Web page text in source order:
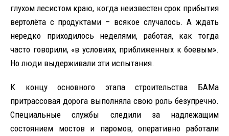
глухом лесистом краю, когда неизвестен срок прибытия
вертолёта с продуктами – всякое случалось. А ждать
нередко приходилось неделями, работая, как тогда
часто говорили, «в условиях, приближенных к боевым».
Но люди выдерживали эти испытания.
К концу основного этапа строительства БАМа
притрассовая дорога выполняла свою роль безупречно.
Специальные службы следили за надлежащим
состоянием мостов и паромов, оперативно работали